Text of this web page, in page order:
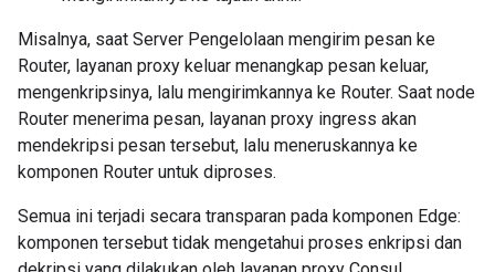
Misalnya, saat Server Pengelolaan mengirim pesan ke
Router, layanan proxy keluar menangkap pesan keluar,
mengenkripsinya, lalu mengirimkannya ke Router. Saat node
Router menerima pesan, layanan proxy ingress akan
mendekripsi pesan tersebut, lalu meneruskannya ke
komponen Router untuk diproses.
Semua ini terjadi secara transparan pada komponen Edge:
komponen tersebut tidak mengetahui proses enkripsi dan